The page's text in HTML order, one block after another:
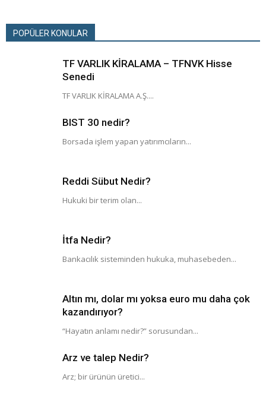
POPÜLER KONULAR
TF VARLIK KİRALAMA – TFNVK Hisse
Senedi
TF VARLIK KİRALAMA A.Ş....
BIST 30 nedir?
Borsada işlem yapan yatırımcıların...
Reddi Sübut Nedir?
Hukuki bir terim olan...
İtfa Nedir?
Bankacılık sisteminden hukuka, muhasebeden...
Altın mı, dolar mı yoksa euro mu daha çok
kazandırıyor?
“Hayatın anlamı nedir?” sorusundan...
Arz ve talep Nedir?
Arz; bir ürünün üretici...